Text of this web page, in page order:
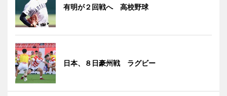
有明が２回戦へ 高校野球
日本、８日豪州戦 ラグビー